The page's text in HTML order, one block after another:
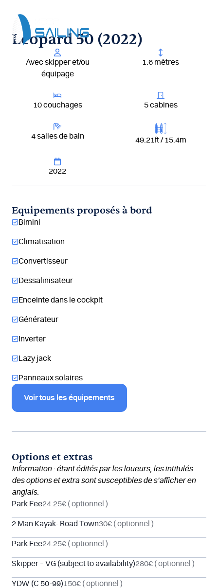
contenu
Leopard 50 (2022)
Avec skipper et/ou
équipage
1.6 mètres
10 couchages 5 cabines
4 salles de bain 49.21ft / 15.4m
2022
Equipements proposés à bord
Bimini
Climatisation
Convertisseur
Dessalinisateur
Enceinte dans le cockpit
Générateur
Inverter
Lazy jack
Panneaux solaires
Voir tous les équipements
Options et extras
Information : étant édités par les loueurs, les intitulés
des options et extra sont susceptibles de s’afficher en
anglais.
Park Fee24.25€ ( optionnel )
2 Man Kayak- Road Town30€ ( optionnel )
Park Fee24.25€ ( optionnel )
Skipper – VG (subject to availability)280€ ( optionnel )
YDW (C 50-99)150€ ( optionnel )